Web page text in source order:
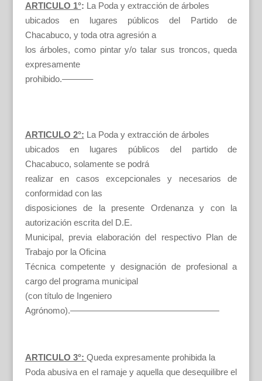
ARTICULO 1°: La Poda y extracción de árboles
ubicados en lugares públicos del Partido de
Chacabuco, y toda otra agresión a
los árboles, como pintar y/o talar sus troncos, queda
expresamente
prohibido.———–
ARTICULO 2°: La Poda y extracción de árboles
ubicados en lugares públicos del partido de
Chacabuco, solamente se podrá
realizar en casos excepcionales y necesarios de
conformidad con las
disposiciones de la presente Ordenanza y con la
autorización escrita del D.E.
Municipal, previa elaboración del respectivo Plan de
Trabajo por la Oficina
Técnica competente y designación de profesional a
cargo del programa municipal
(con título de Ingeniero
Agrónomo).—————————————————
ARTICULO 3°: Queda expresamente prohibida la
Poda abusiva en el ramaje y aquella que desequilibre el